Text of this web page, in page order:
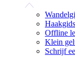
Haakgids
Offline
Klein
Schrijf